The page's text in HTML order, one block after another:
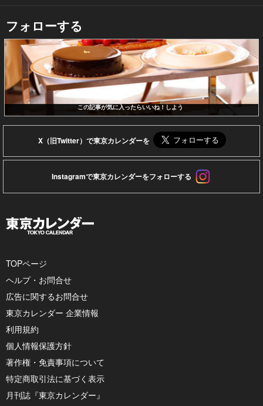
フォローする
この記事が気に入ったらいいね！しよう
X（旧Twitter）で東京カレンダーを
Instagramで東京カレンダーをフォローする
TOPページ
ヘルプ・お問合せ
広告に関するお問合せ
東京カレンダー 企業情報
利用規約
個人情報保護方針
著作権・免責事項について
特定商取引法に基づく表示
月刊誌『東京カレンダー』